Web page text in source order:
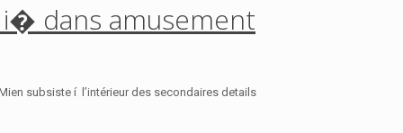
i� dans amusement
subsiste í l’intérieur des secondaires details